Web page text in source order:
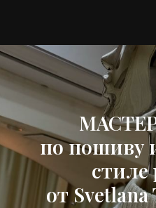
по пошиву
стиле
от